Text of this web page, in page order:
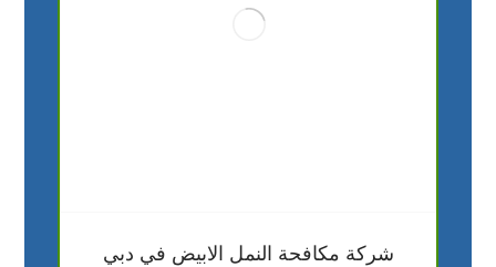
شركة مكافحة النمل الابيض في دبي